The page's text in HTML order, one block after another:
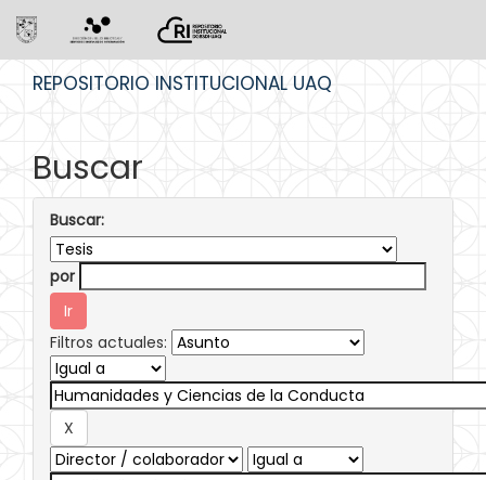
REPOSITORIO INSTITUCIONAL UAQ
Buscar
Buscar:
por
Filtros actuales: